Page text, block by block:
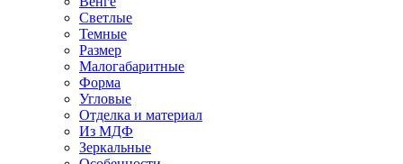
Светлые
Темные
Размер
Малогабаритные
Форма
Угловые
Отделка и материал
Из МДФ
Зеркальные